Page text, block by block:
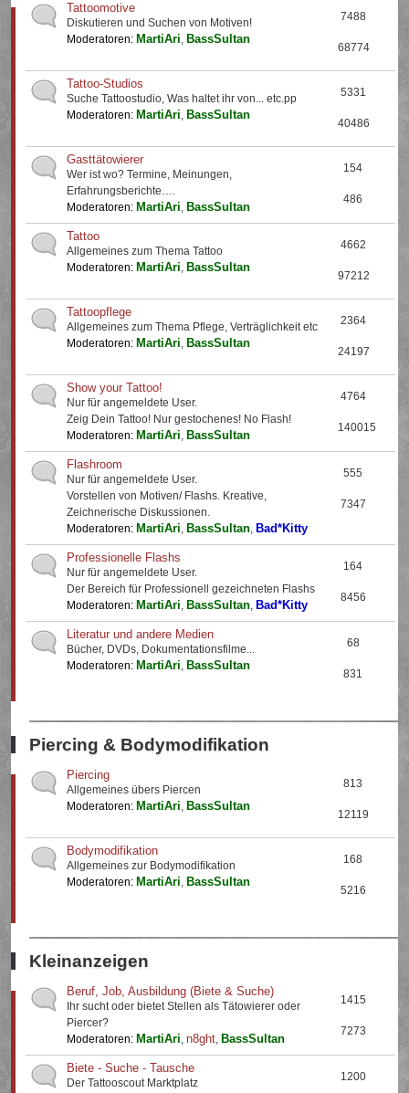
Tattoomotive
Diskutieren und Suchen von Motiven!
Moderatoren: MartiAri, BassSultan
7488
68774
Tattoo-Studios
Suche Tattoostudio, Was haltet ihr von... etc.pp
Moderatoren: MartiAri, BassSultan
5331
40486
Gasttätowierer
Wer ist wo? Termine, Meinungen,
Erfahrungsberichte….
Moderatoren: MartiAri, BassSultan
154
486
Tattoo
Allgemeines zum Thema Tattoo
Moderatoren: MartiAri, BassSultan
4662
97212
Tattoopflege
Allgemeines zum Thema Pflege, Verträglichkeit etc
Moderatoren: MartiAri, BassSultan
2364
24197
Show your Tattoo!
Nur für angemeldete User.
Zeig Dein Tattoo! Nur gestochenes! No Flash!
Moderatoren: MartiAri, BassSultan
4764
140015
Flashroom
Nur für angemeldete User.
Vorstellen von Motiven/ Flashs. Kreative,
Zeichnerische Diskussionen.
Moderatoren: MartiAri, BassSultan, Bad*Kitty
555
7347
Professionelle Flashs
Nur für angemeldete User.
Der Bereich für Professionell gezeichneten Flashs
Moderatoren: MartiAri, BassSultan, Bad*Kitty
164
8456
Literatur und andere Medien
Bücher, DVDs, Dokumentationsfilme...
Moderatoren: MartiAri, BassSultan
68
831
Piercing & Bodymodifikation
Piercing
Allgemeines übers Piercen
Moderatoren: MartiAri, BassSultan
813
12119
Bodymodifikation
Allgemeines zur Bodymodifikation
Moderatoren: MartiAri, BassSultan
168
5216
Kleinanzeigen
Beruf, Job, Ausbildung (Biete & Suche)
Ihr sucht oder bietet Stellen als Tätowierer oder
Piercer?
Moderatoren: MartiAri,n8ght, BassSultan
1415
7273
Biete - Suche - Tausche
Der Tattooscout Marktplatz
1200